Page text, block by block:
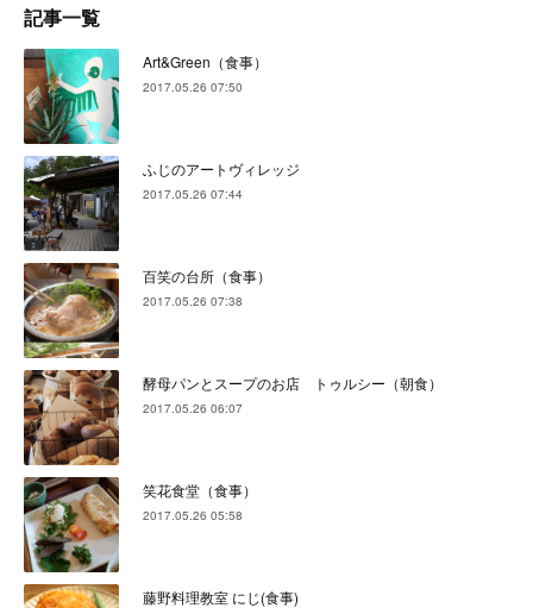
記事一覧
Art&Green（食事）
2017.05.26 07:50
ふじのアートヴィレッジ
2017.05.26 07:44
百笑の台所（食事）
2017.05.26 07:38
酵母パンとスープのお店 トゥルシー（朝食）
2017.05.26 06:07
笑花食堂（食事）
2017.05.26 05:58
藤野料理教室 にじ(食事)